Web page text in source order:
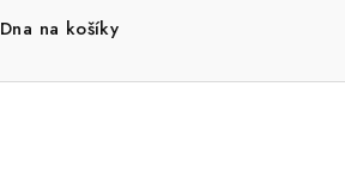
Dna na košíky